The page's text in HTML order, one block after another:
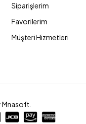
Siparişlerim
Favorilerim
Müşteri Hizmetleri